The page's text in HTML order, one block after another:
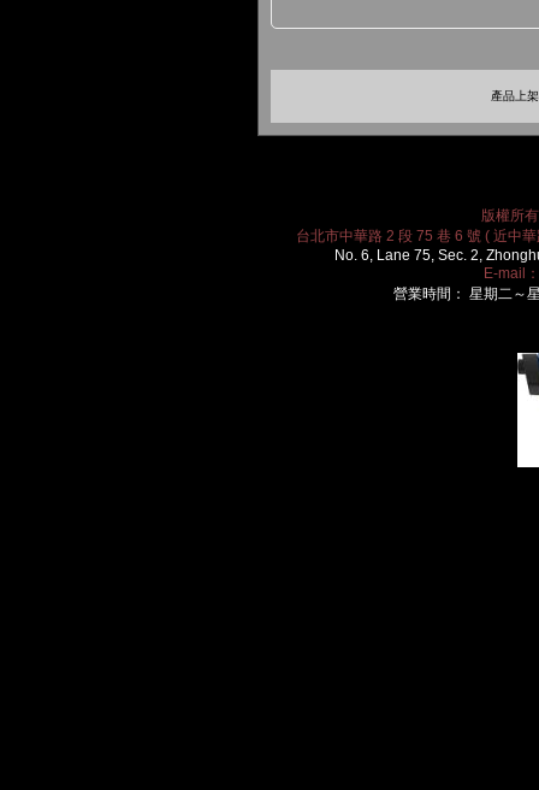
產品上
版權所
台北市中華路 2 段 75 巷 6 號 ( 近中
No. 6, Lane 75, Sec. 2,
E-mail：
營業時間： 星期二～